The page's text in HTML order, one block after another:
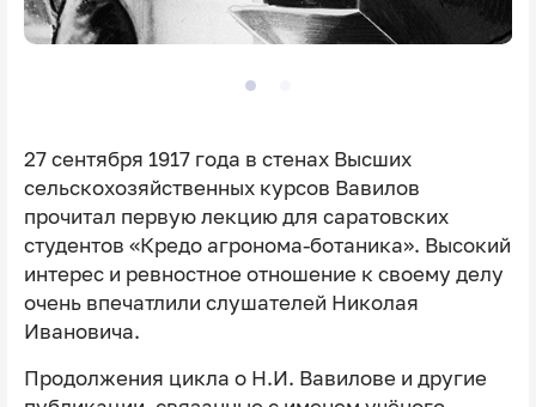
27 сентября 1917 года в стенах Высших
сельскохозяйственных курсов Вавилов
прочитал первую лекцию для саратовских
студентов «Кредо агронома-ботаника». Высокий
интерес и ревностное отношение к своему делу
очень впечатлили слушателей Николая
Ивановича.
Продолжения цикла о Н.И. Вавилове и другие